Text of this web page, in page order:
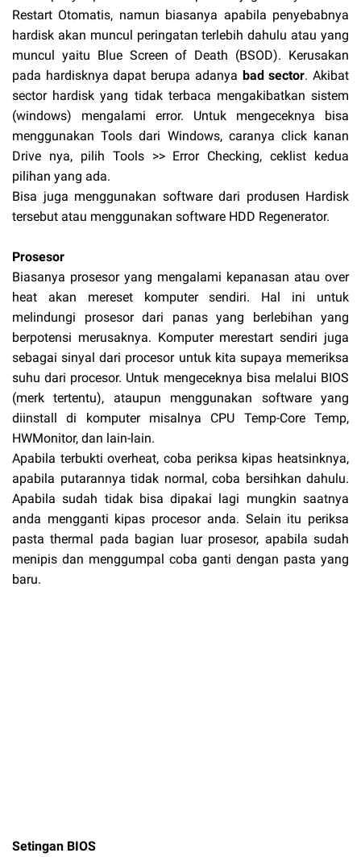
Restart Otomatis, namun biasanya apabila penyebabnya
hardisk akan muncul peringatan terlebih dahulu atau yang
muncul yaitu Blue Screen of Death (BSOD). Kerusakan
pada hardisknya dapat berupa adanya bad sector. Akibat
sector hardisk yang tidak terbaca mengakibatkan sistem
(windows) mengalami error. Untuk mengeceknya bisa
menggunakan Tools dari Windows, caranya click kanan
Drive nya, pilih Tools >> Error Checking, ceklist kedua
pilihan yang ada.
Bisa juga menggunakan software dari produsen Hardisk
tersebut atau menggunakan software HDD Regenerator.
Prosesor
Biasanya prosesor yang mengalami kepanasan atau over
heat akan mereset komputer sendiri. Hal ini untuk
melindungi prosesor dari panas yang berlebihan yang
berpotensi merusaknya. Komputer merestart sendiri juga
sebagai sinyal dari procesor untuk kita supaya memeriksa
suhu dari procesor. Untuk mengeceknya bisa melalui BIOS
(merk tertentu), ataupun menggunakan software yang
diinstall di komputer misalnya CPU Temp-Core Temp,
HWMonitor, dan lain-lain.
Apabila terbukti overheat, coba periksa kipas heatsinknya,
apabila putarannya tidak normal, coba bersihkan dahulu.
Apabila sudah tidak bisa dipakai lagi mungkin saatnya
anda mengganti kipas procesor anda. Selain itu periksa
pasta thermal pada bagian luar prosesor, apabila sudah
menipis dan menggumpal coba ganti dengan pasta yang
baru.
Setingan BIOS